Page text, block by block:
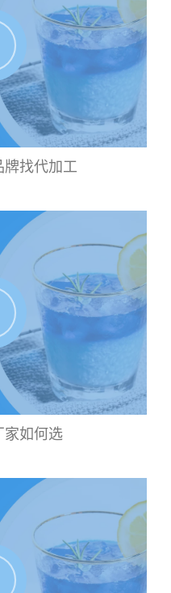
牌找代加工
家如何选